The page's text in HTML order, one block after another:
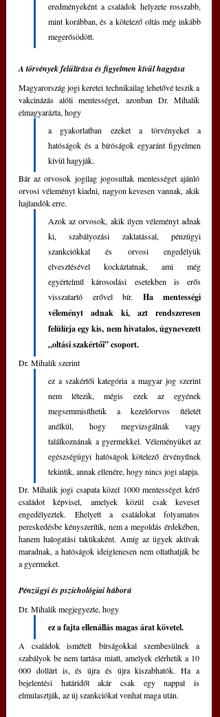
eredményeként a családok helyzete rosszabb,
mint korábban, és a kötelező oltás még inkább
megerősödött.
A törvények felülírása és figyelmen kívül hagyása
Magyarország jogi keretei technikailag lehetővé teszik a
vakcinázás alóli mentességet, azonban Dr. Mihalik
elmagyarázta, hogy
a gyakorlatban ezeket a törvényeket a
hatóságok és a bíróságok egyaránt figyelmen
kívül hagyják.
Bár az orvosok jogilag jogosultak mentességet ajánló
orvosi véleményt kiadni, nagyon kevesen vannak, akik
hajlandók erre.
Azok az orvosok, akik ilyen véleményt adnak
ki, szabályozási zaklatással, pénzügyi
szankciókkal és orvosi engedélyük
elvesztésével kockáztatnak, ami még
egyértelmű károsodási esetekben is erős
visszatartó erővel bír. Ha mentességi
véleményt adnak ki, azt rendszeresen
felülírja egy kis, nem hivatalos, úgynevezett
„oltási szakértői” csoport.
Dr. Mihalik szerint
ez a szakértői kategória a magyar jog szerint
nem létezik, mégis ezek az egyének
megsemmisíthetik a kezelőorvos ítéletét
anélkül, hogy megvizsgálnák vagy
találkoznának a gyermekkel. Véleményüket az
egészségügyi hatóságok kötelező érvényűnek
tekintik, annak ellenére, hogy nincs jogi alapja.
Dr. Mihalik jogi csapata közel 1000 mentességet kérő
családot képvisel, amelyek közül csak keveset
engedélyeztek. Ehelyett a családokat folyamatos
pereskedésbe kényszerítik, nem a megoldás érdekében,
hanem halogatási taktikaként. Amíg az ügyek aktívak
maradnak, a hatóságok ideiglenesen nem oltathatják be
a gyermeket.
Pénzügyi és pszichológiai háború
Dr. Mihalik megjegyezte, hogy
ez a fajta ellenállás magas árat követel.
A családok ismételt bírságokkal szembesülnek a
szabályok be nem tartása miatt, amelyek elérhetik a 10
000 dollárt is, és újra és újra kiszabhatók. Ha a
bejelentési határidőt akár csak egy nappal is
elmulasztják, az új szankciókat vonhat maga után.